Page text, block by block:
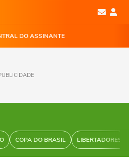
DO ASSINANTE
COPA DO BRASIL LIBERTADORES